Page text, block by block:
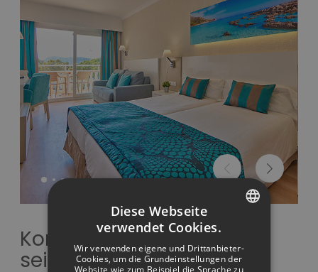
Komfortzimmer mit
seitlichem Meerblick
SPANISH
ITALIAN
Diese Webseite
verwendet Cookies.
Wir verwenden eigene und Drittanbieter-
Cookies, um die Grundeinstellungen der
Website wie zum Beispiel die Sprache zu